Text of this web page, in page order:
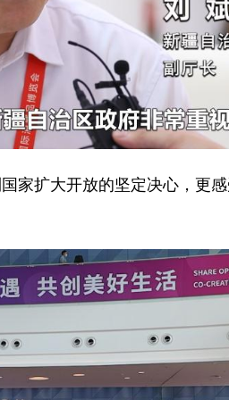
扩大开放的坚定决心，更感